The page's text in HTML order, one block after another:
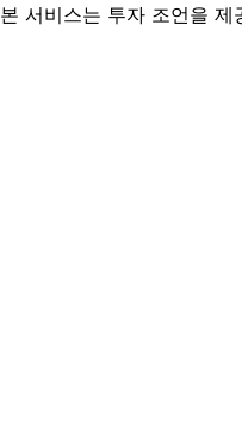
본 서비스는 투자 조언을